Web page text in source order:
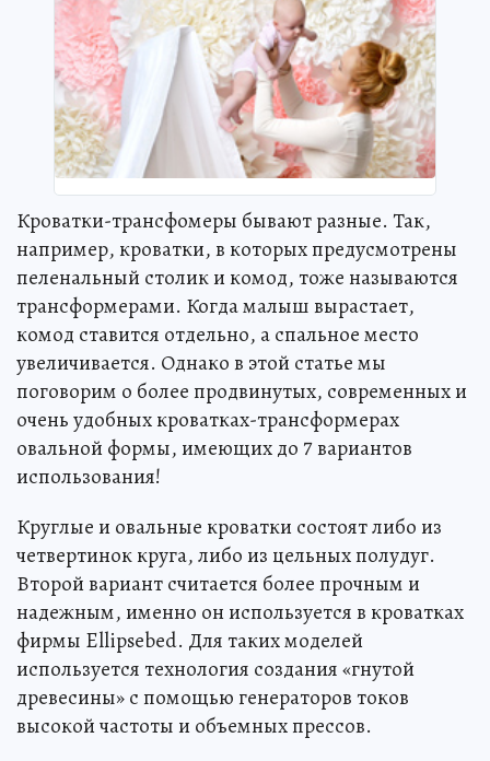
Кроватки-трансфомеры бывают разные. Так,
например, кроватки, в которых предусмотрены
пеленальный столик и комод, тоже называются
трансформерами. Когда малыш вырастает,
комод ставится отдельно, а спальное место
увеличивается. Однако в этой статье мы
поговорим о более продвинутых, современных и
очень удобных кроватках-трансформерах
овальной формы, имеющих до 7 вариантов
использования!
Круглые и овальные кроватки состоят либо из
четвертинок круга, либо из цельных полудуг.
Второй вариант считается более прочным и
надежным, именно он используется в кроватках
фирмы Ellipsebed. Для таких моделей
используется технология создания «гнутой
древесины» с помощью генераторов токов
высокой частоты и объемных прессов.